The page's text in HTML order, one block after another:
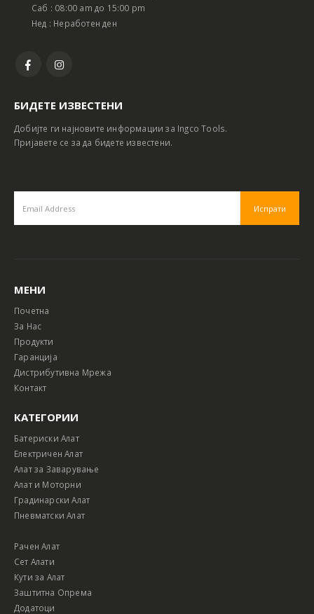
Саб : 08:00 am до 15:00 pm
Нед : Неработен ден
БИДЕТЕ ИЗВЕСТЕНИ
Добијте ги најновите информации за Ingco Tools.
Пријавете се за да бидете известени.
МЕНИ
Почетна
За Нас
Продукти
Гаранција
Дистрибутивна Мрежа
Контакт
КАТЕГОРИИ
Батериски Алат
Електричен Алат
Алат за Заварување
Алат и Моторни
Градинарски Алат
Пневматски Алат
Рачен Алат
Сет Алати
Кути за Алат
Заштитна Опрема
Додатоци